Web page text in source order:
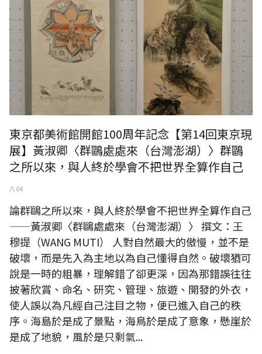
東京都美術館開館100周年記念【第14回東京現
展】黃淑卿〈群鷗處處來（台灣澎湖）〉群鷗
之所以來，與人終於學會不把世界全算作自己
八 04
論群鷗之所以來，與人終於學會不把世界全算作自己
——黃淑卿〈群鷗處處來（台灣澎湖）〉 撰文：王
穆提（WANG MUTI） 人對自然最大的傲慢，並不是
破壞，而是先入為主地以為自己懂得自然。破壞猶可
說是一時的粗暴，理解錯了卻更深，因為那錯誤往往
披著欣賞、命名、研究、管理、旅遊、開發的外衣，
使人誤以為凡經自己注目之物，便已進入自己的秩
序。海島於是成了景點，海鳥於是成了意象，懸崖於
是成了地貌，風於是只剩氣...